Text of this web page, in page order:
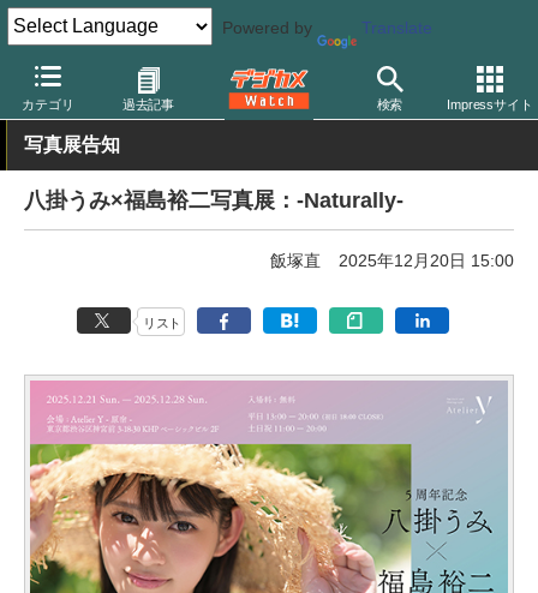
Powered by Translate
カテゴリ 過去記事 検索 Impressサイト
デジカメ Watch 撮影情報 ポートレート
写真展告知
八掛うみ×福島裕二写真展：-Naturally-
飯塚直 2025年12月20日 15:00
リスト